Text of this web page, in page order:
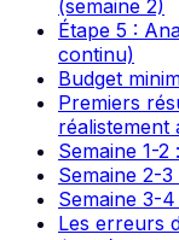
(semaine 2)
Étape 5 :
continu)
Budget
Premiers
réalistement
Semaine 1-
Semaine 2-
Semaine 3-
Les erreurs